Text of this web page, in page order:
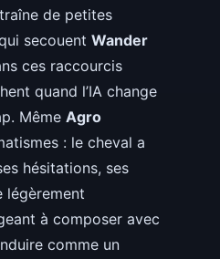
de petites
secouent Wander
ces raccourcis
quand l’IA change
Même Agro
: le cheval a
hésitations, ses
légèrement
à composer avec
comme un